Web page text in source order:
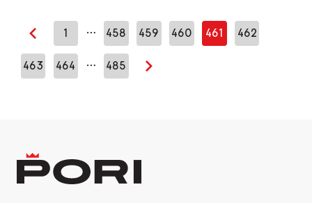
Edellinen sivu
1 … 458 459 460 461 462
463 464 … 485
Seuraava sivu